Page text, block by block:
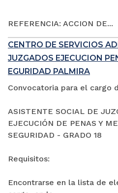
REFERENCIA: ACCION DE...
CENTRO DE SERVICIOS
JUZGADOS EJECUCION
EGURIDAD PALMIRA
Convocatoria para el cargo
ASISTENTE SOCIAL DE
EJECUCIÓN DE PENAS Y
SEGURIDAD - GRADO 18
Requisitos:
Encontrarse en la lista de